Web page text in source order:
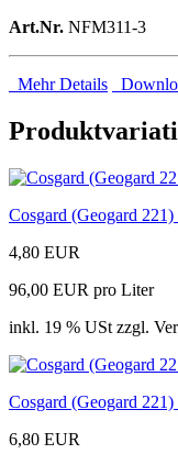
Art.Nr. NFM311-3
Mehr Details
Cosgard (Geogard 221)
4,80 EUR
96,00 EUR pro Liter
inkl. 19 % USt zzgl.
Cosgard (Geogard 221)
6,80 EUR